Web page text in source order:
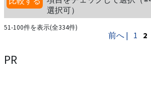
選択可）
51-100件を表示(全334件)
前へ | 1 2
PR